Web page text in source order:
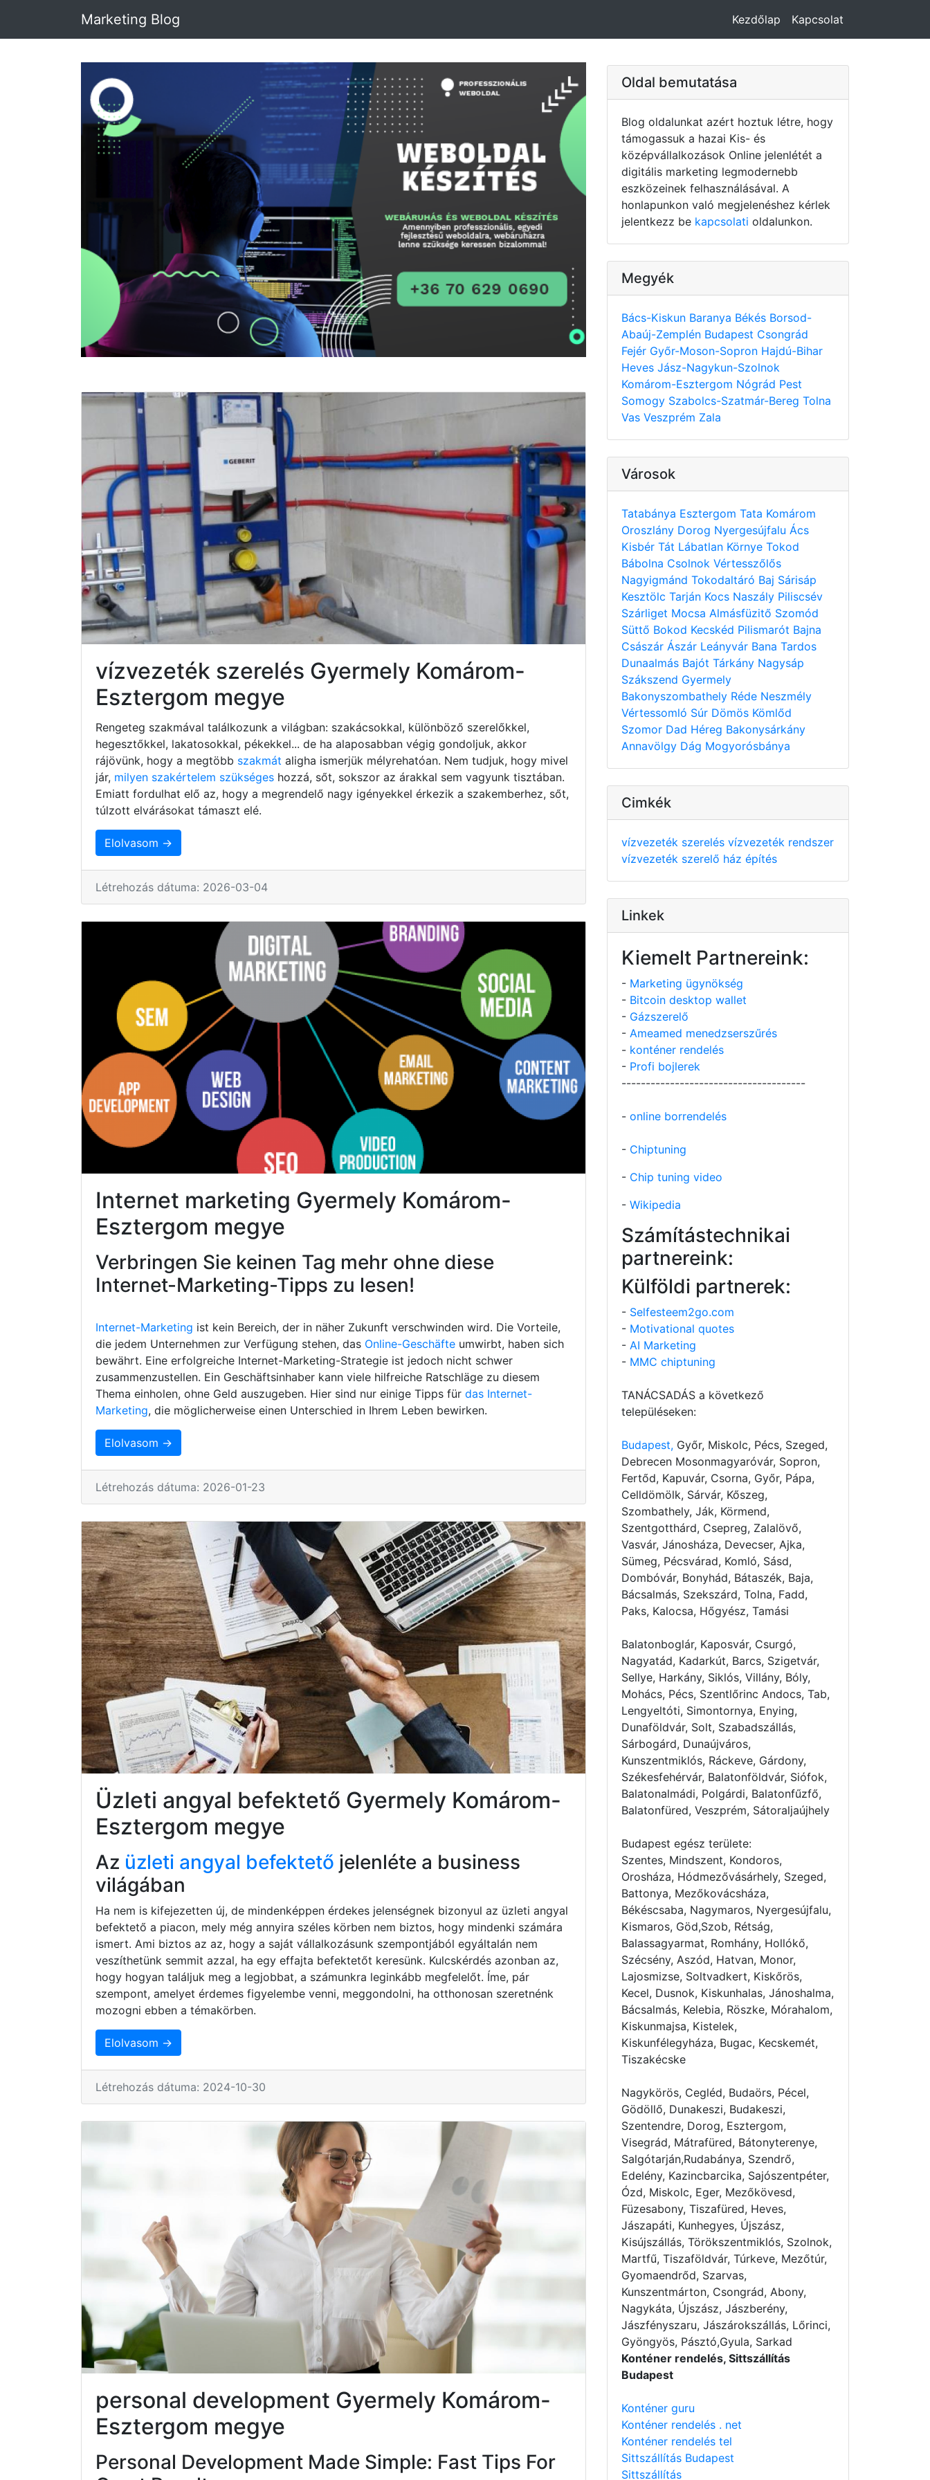
Marketing Blog Kezdőlap Kapcsolat
vízvezeték szerelés Gyermely Komárom-
Esztergom megye
Rengeteg szakmával találkozunk a világban: szakácsokkal, különböző szerelőkkel,
hegesztőkkel, lakatosokkal, pékekkel... de ha alaposabban végig gondoljuk, akkor
rájövünk, hogy a megtöbb szakmát aligha ismerjük mélyrehatóan. Nem tudjuk, hogy mivel
jár, milyen szakértelem szükséges hozzá, sőt, sokszor az árakkal sem vagyunk tisztában.
Emiatt fordulhat elő az, hogy a megrendelő nagy igényekkel érkezik a szakemberhez, sőt,
túlzott elvárásokat támaszt elé.
Elolvasom →
Létrehozás dátuma: 2026-03-04
Internet marketing Gyermely Komárom-
Esztergom megye
Verbringen Sie keinen Tag mehr ohne diese
Internet-Marketing-Tipps zu lesen!
Internet-Marketing ist kein Bereich, der in näher Zukunft verschwinden wird. Die Vorteile,
die jedem Unternehmen zur Verfügung stehen, das Online-Geschäfte umwirbt, haben sich
bewährt. Eine erfolgreiche Internet-Marketing-Strategie ist jedoch nicht schwer
zusammenzustellen. Ein Geschäftsinhaber kann viele hilfreiche Ratschläge zu diesem
Thema einholen, ohne Geld auszugeben. Hier sind nur einige Tipps für das Internet-
Marketing, die möglicherweise einen Unterschied in Ihrem Leben bewirken.
Elolvasom →
Létrehozás dátuma: 2026-01-23
Üzleti angyal befektető Gyermely Komárom-
Esztergom megye
Az üzleti angyal befektető jelenléte a business
világában
Ha nem is kifejezetten új, de mindenképpen érdekes jelenségnek bizonyul az üzleti angyal
befektető a piacon, mely még annyira széles körben nem biztos, hogy mindenki számára
ismert. Ami biztos az az, hogy a saját vállalkozásunk szempontjából egyáltalán nem
veszíthetünk semmit azzal, ha egy effajta befektetőt keresünk. Kulcskérdés azonban az,
hogy hogyan találjuk meg a legjobbat, a számunkra leginkább megfelelőt. Íme, pár
szempont, amelyet érdemes figyelembe venni, meggondolni, ha otthonosan szeretnénk
mozogni ebben a témakörben.
Elolvasom →
Létrehozás dátuma: 2024-10-30
personal development Gyermely Komárom-
Esztergom megye
Personal Development Made Simple: Fast Tips For
Oldal bemutatása
Blog oldalunkat azért hoztuk létre, hogy
támogassuk a hazai Kis- és
középvállalkozások Online jelenlétét a
digitális marketing legmodernebb
eszközeinek felhasználásával. A
honlapunkon való megjelenéshez kérlek
jelentkezz be kapcsolati oldalunkon.
Megyék
Bács-Kiskun Baranya Békés Borsod-
Abaúj-Zemplén Budapest Csongrád
Fejér Győr-Moson-Sopron Hajdú-Bihar
Heves Jász-Nagykun-Szolnok
Komárom-Esztergom Nógrád Pest
Somogy Szabolcs-Szatmár-Bereg Tolna
Vas Veszprém Zala
Városok
Tatabánya Esztergom Tata Komárom
Oroszlány Dorog Nyergesújfalu Ács
Kisbér Tát Lábatlan Környe Tokod
Bábolna Csolnok Vértesszőlős
Nagyigmánd Tokodaltáró Baj Sárisáp
Kesztölc Tarján Kocs Naszály Piliscsév
Szárliget Mocsa Almásfüzitő Szomód
Süttő Bokod Kecskéd Pilismarót Bajna
Császár Ászár Leányvár Bana Tardos
Dunaalmás Bajót Tárkány Nagysáp
Szákszend Gyermely
Bakonyszombathely Réde Neszmély
Vértessomló Súr Dömös Kömlőd
Szomor Dad Héreg Bakonysárkány
Annavölgy Dág Mogyorósbánya
Cimkék
vízvezeték szerelés vízvezeték rendszer
vízvezeték szerelő ház építés
Linkek
Kiemelt Partnereink:
- Marketing ügynökség
- Bitcoin desktop wallet
- Gázszerelő
- Ameamed menedzserszűrés
- konténer rendelés
- Profi bojlerek
--------------------------------------
- online borrendelés
- Chiptuning
- Chip tuning video
- Wikipedia
Számítástechnikai
partnereink:
Külföldi partnerek:
- Selfesteem2go.com
- Motivational quotes
- AI Marketing
- MMC chiptuning
TANÁCSADÁS a következő
településeken:
Budapest, Győr, Miskolc, Pécs, Szeged,
Debrecen Mosonmagyaróvár, Sopron,
Fertőd, Kapuvár, Csorna, Győr, Pápa,
Celldömölk, Sárvár, Kőszeg,
Szombathely, Ják, Körmend,
Szentgotthárd, Csepreg, Zalalövő,
Vasvár, Jánosháza, Devecser, Ajka,
Sümeg, Pécsvárad, Komló, Sásd,
Dombóvár, Bonyhád, Bátaszék, Baja,
Bácsalmás, Szekszárd, Tolna, Fadd,
Paks, Kalocsa, Hőgyész, Tamási
Balatonboglár, Kaposvár, Csurgó,
Nagyatád, Kadarkút, Barcs, Szigetvár,
Sellye, Harkány, Siklós, Villány, Bóly,
Mohács, Pécs, Szentlőrinc Andocs, Tab,
Lengyeltóti, Simontornya, Enying,
Dunaföldvár, Solt, Szabadszállás,
Sárbogárd, Dunaújváros,
Kunszentmiklós, Ráckeve, Gárdony,
Székesfehérvár, Balatonföldvár, Siófok,
Balatonalmádi, Polgárdi, Balatonfűzfő,
Balatonfüred, Veszprém, Sátoraljaújhely
Budapest egész területe:
Szentes, Mindszent, Kondoros,
Orosháza, Hódmezővásárhely, Szeged,
Battonya, Mezőkovácsháza,
Békéscsaba, Nagymaros, Nyergesújfalu,
Kismaros, Göd,Szob, Rétság,
Balassagyarmat, Romhány, Hollókő,
Szécsény, Aszód, Hatvan, Monor,
Lajosmizse, Soltvadkert, Kiskőrös,
Kecel, Dusnok, Kiskunhalas, Jánoshalma,
Bácsalmás, Kelebia, Röszke, Mórahalom,
Kiskunmajsa, Kistelek,
Kiskunfélegyháza, Bugac, Kecskemét,
Tiszakécske
Nagykörös, Cegléd, Budaörs, Pécel,
Gödöllő, Dunakeszi, Budakeszi,
Szentendre, Dorog, Esztergom,
Visegrád, Mátrafüred, Bátonyterenye,
Salgótarján,Rudabánya, Szendrő,
Edelény, Kazincbarcika, Sajószentpéter,
Ózd, Miskolc, Eger, Mezőkövesd,
Füzesabony, Tiszafüred, Heves,
Jászapáti, Kunhegyes, Újszász,
Kisújszállás, Törökszentmiklós, Szolnok,
Martfű, Tiszaföldvár, Túrkeve, Mezőtúr,
Gyomaendrőd, Szarvas,
Kunszentmárton, Csongrád, Abony,
Nagykáta, Újszász, Jászberény,
Jászfényszaru, Jászárokszállás, Lőrinci,
Gyöngyös, Pásztó,Gyula, Sarkad
Konténer rendelés, Sittszállítás
Budapest
Konténer guru
Konténer rendelés . net
Konténer rendelés tel
Sittszállítás Budapest
Sittszállítás